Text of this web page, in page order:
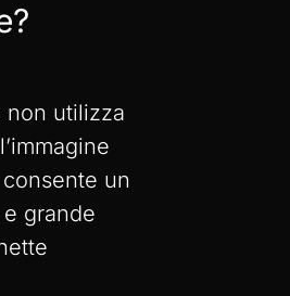
non utilizza
un
grande